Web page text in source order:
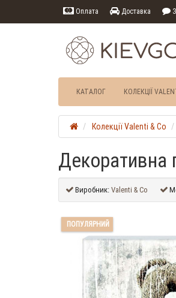
Оплата Доставка
КАТАЛОГ КОЛЕКЦІЇ
Колекції Valenti & Co
Декоративна
Виробник:Valenti & Co
ПОПУЛЯРНИЙ